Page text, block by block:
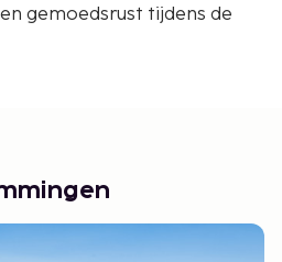
gemoedsrust tijdens de